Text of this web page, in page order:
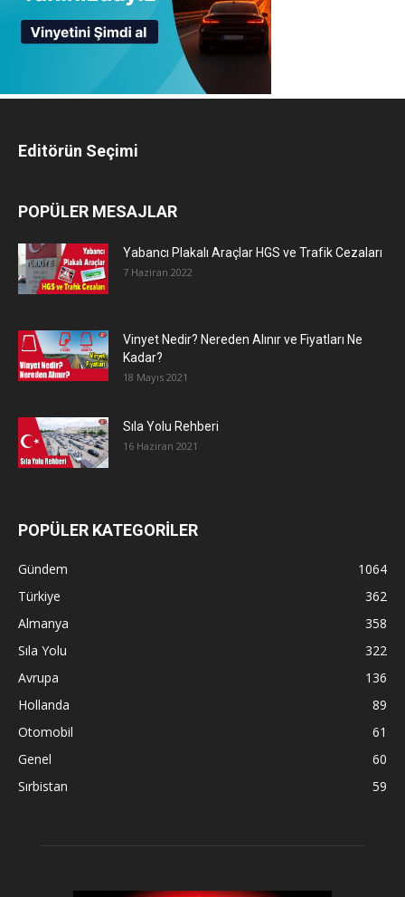
Editörün Seçimi
POPÜLER MESAJLAR
Yabancı Plakalı Araçlar HGS ve Trafik Cezaları
7 Haziran 2022
Vinyet Nedir? Nereden Alınır ve Fiyatları Ne
Kadar?
18 Mayıs 2021
Sıla Yolu Rehberi
16 Haziran 2021
POPÜLER KATEGORİLER
Gündem
1064
Türkiye
362
Almanya
358
Sıla Yolu
322
Avrupa
136
Hollanda
89
Otomobil
61
Genel
60
Sırbistan
59